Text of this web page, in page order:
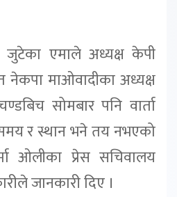
जुटेका एमाले अध्यक्ष केपी
माओवादीका अध्यक्ष
सोमबार पनि वार्ता
र स्थान भने तय नभएको
ओलीका प्रेस सचिवालय
जानकारी दिए ।